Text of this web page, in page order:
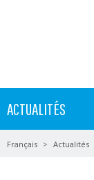
ACTUALITÉS
Français Actualités